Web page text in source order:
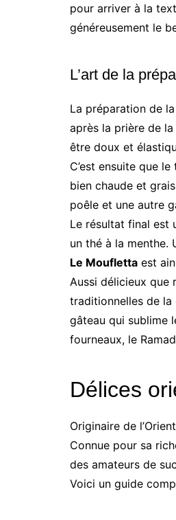
pour arriver à la
généreusement le
L’art de la
La préparation de
après la prière de
être doux et
C’est ensuite que
bien chaude et
poêle et une autre
Le résultat final est
un thé à la menthe.
Le Moufletta est
Aussi délicieux que
traditionnelles de
gâteau qui sublime
fourneaux, le
Délices
Originaire de
Connue pour sa
des amateurs de
Voici un guide